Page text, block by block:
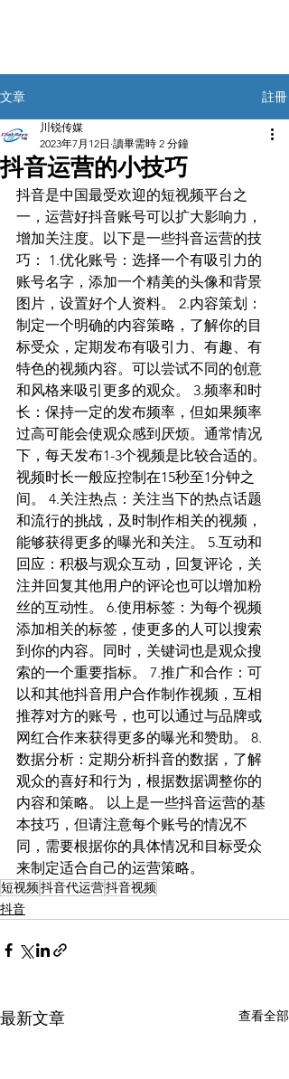
文章 註冊
抖音运营的小技巧
川锐传媒
2023年7月12日 讀畢需時 2 分鐘
抖音是中国最受欢迎的短视频平台之
一，运营好抖音账号可以扩大影响力，
增加关注度。以下是一些抖音运营的技
巧： 1.优化账号：选择一个有吸引力的
账号名字，添加一个精美的头像和背景
图片，设置好个人资料。 2.内容策划：
制定一个明确的内容策略，了解你的目
标受众，定期发布有吸引力、有趣、有
特色的视频内容。可以尝试不同的创意
和风格来吸引更多的观众。 3.频率和时
长：保持一定的发布频率，但如果频率
过高可能会使观众感到厌烦。通常情况
下，每天发布1-3个视频是比较合适的。
视频时长一般应控制在15秒至1分钟之
间。 4.关注热点：关注当下的热点话题
和流行的挑战，及时制作相关的视频，
能够获得更多的曝光和关注。 5.互动和
回应：积极与观众互动，回复评论，关
注并回复其他用户的评论也可以增加粉
丝的互动性。 6.使用标签：为每个视频
添加相关的标签，使更多的人可以搜索
到你的内容。同时，关键词也是观众搜
索的一个重要指标。 7.推广和合作：可
以和其他抖音用户合作制作视频，互相
推荐对方的账号，也可以通过与品牌或
网红合作来获得更多的曝光和赞助。 8.
数据分析：定期分析抖音的数据，了解
观众的喜好和行为，根据数据调整你的
内容和策略。 以上是一些抖音运营的基
本技巧，但请注意每个账号的情况不
同，需要根据你的具体情况和目标受众
来制定适合自己的运营策略。
短视频抖音代运营抖音视频
抖音
最新文章 查看全部